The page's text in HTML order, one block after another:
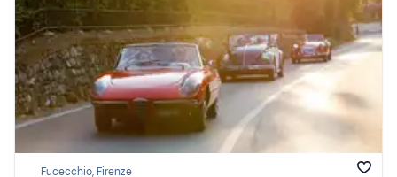
Fucecchio, Firenze